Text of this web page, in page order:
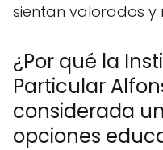
sientan valorados y
¿Por qué la
Particular
considerada
opciones